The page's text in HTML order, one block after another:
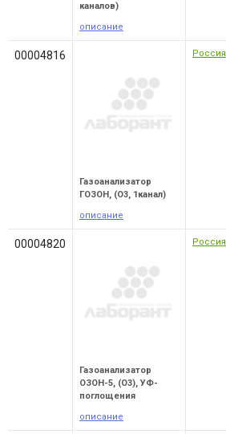
каналов)
описание
00004816
Газоанализатор
ГОЗОН, (O3, 1канал)
описание
Россия
00004820
Газоанализатор
ОЗОН-5, (O3), УФ-
поглощения
описание
Россия